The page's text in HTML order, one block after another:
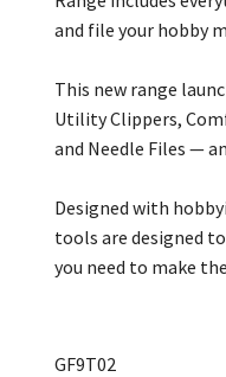
and file your hobby
This new range
Utility Clippers,
and Needle Files —
Designed with
tools are designed
you need to make
GF9T02